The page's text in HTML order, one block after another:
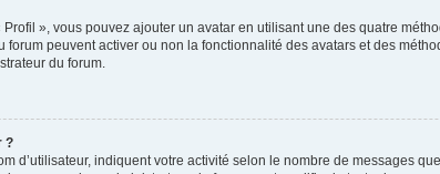
», vous pouvez ajouter un avatar en utilisant une des quatre
forum peuvent activer ou non la fonctionnalité des avatars et des
du forum.
?
d’utilisateur, indiquent votre activité selon le nombre de messages